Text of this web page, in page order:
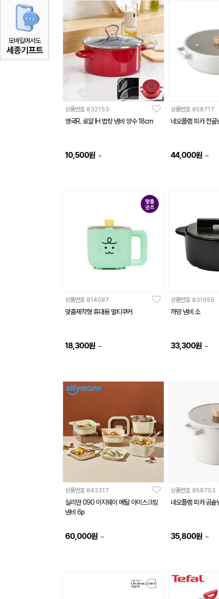
모바일에서도
세종기프트
상품번호 832153
영국R. 로얄 IH 법랑 냄비 양수 18cm
10,500원 ~
상품번호 858717
네오플램 피카 전
44,000원 ~
상품번호 814087
맞춤제작형 휴대용 멀티쿠커
18,300원 ~
상품번호 831655
까망 냄비 소
33,300원 ~
상품번호 843317
실리만 090 이지웨이 메탈 아이스크림
냄비 6p
60,000원 ~
상품번호 858703
네오플램 피카 곰
35,800원 ~